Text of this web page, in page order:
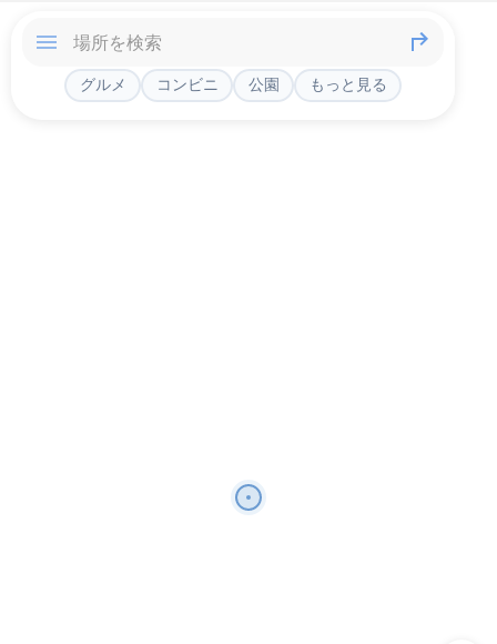
グルメ コンビニ 公園 もっと見る